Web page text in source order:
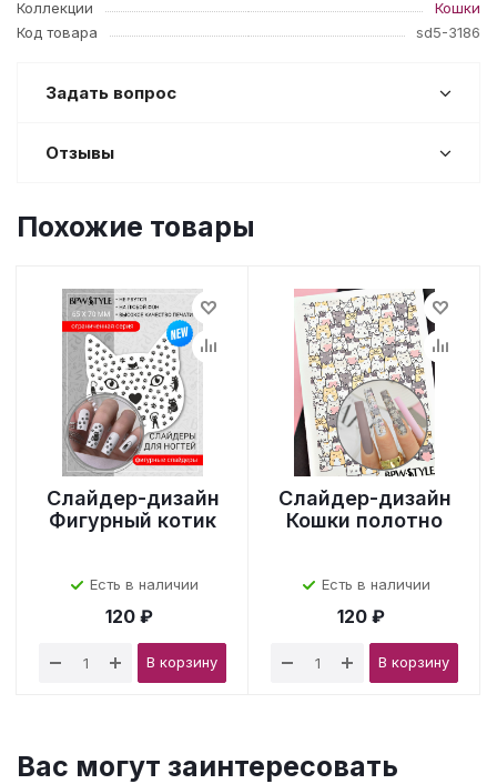
Коллекции
Кошки
Код товара
sd5-3186
Задать вопрос
Отзывы
Похожие товары
Слайдер-дизайн
Фигурный котик
Есть в наличии
120 ₽
В корзину
Слайдер-дизайн
Кошки полотно
Есть в наличии
120 ₽
В корзину
Вас могут заинтересовать